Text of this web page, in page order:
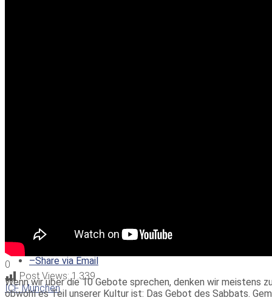
0
Post Views: 1.339
ICF München
Share on Twitter
–Share on Facebook
–Share via Email
Wenn wir über die 10 Gebote sprechen, denken wir meistens
obwohl es Teil unserer Kultur ist: Das Gebot des Sabbats.